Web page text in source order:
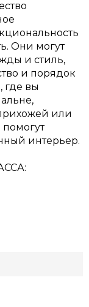
Они могут
и стиль,
и порядок
где вы
или
интерьер.